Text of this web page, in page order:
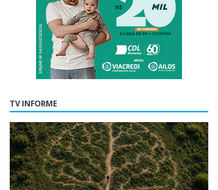
TV INFORME